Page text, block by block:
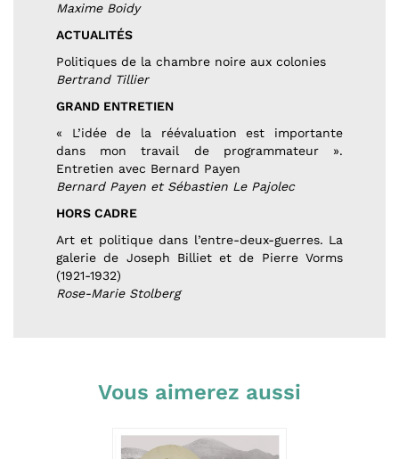
Maxime Boidy
ACTUALITÉS
Politiques de la chambre noire aux colonies
Bertrand Tillier
GRAND ENTRETIEN
« L’idée de la réévaluation est importante
dans mon travail de programmateur ».
Entretien avec Bernard Payen
Bernard Payen et Sébastien Le Pajolec
HORS CADRE
Art et politique dans l’entre-deux-guerres. La
galerie de Joseph Billiet et de Pierre Vorms
(1921-1932)
Rose-Marie Stolberg
Vous aimerez aussi